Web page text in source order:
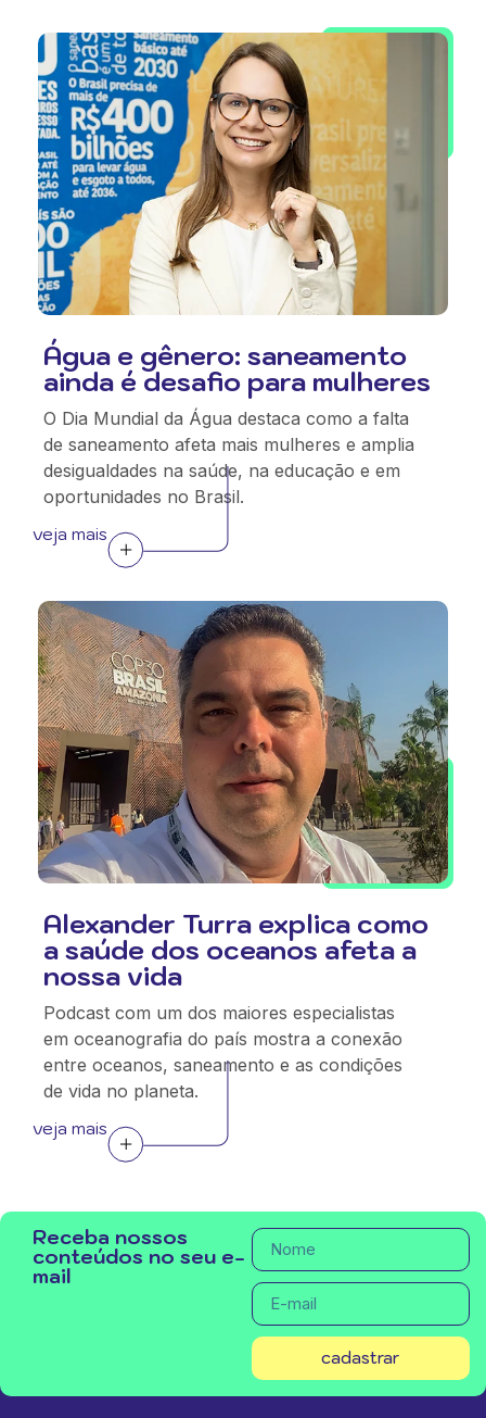
Água e gênero: saneamento
ainda é desafio para mulheres
O Dia Mundial da Água destaca como a falta
de saneamento afeta mais mulheres e amplia
desigualdades na saúde, na educação e em
oportunidades no Brasil.
veja mais
Alexander Turra explica como
a saúde dos oceanos afeta a
nossa vida
Podcast com um dos maiores especialistas
em oceanografia do país mostra a conexão
entre oceanos, saneamento e as condições
de vida no planeta.
veja mais
Receba nossos
conteúdos no seu e-
mail
cadastrar